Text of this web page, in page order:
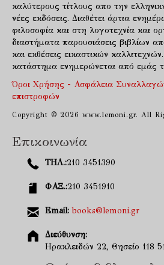
καλύτερους τίτλους απο την
νέες εκδόσεις. Διαθέτει άρτια
φιλοσοφία και στη λογοτεχνία και
διαστήματα παρουσιάσεις βιβλίων
και εκθέσεις εικαστικών
κατάστημα ενημερώνεται από εμάς
Όροι Χρήσης - Ασφάλεια
επιστροφών
Copyright © 2026 www.lemoni.gr. All
Επικοινωνία
ΤΗΛ.:210 3451390
ΦΑΞ.:210 3451910
Email: books@lemoni.gr
Διεύθυνση:
Ηρακλειδών 22, Θησείο 118